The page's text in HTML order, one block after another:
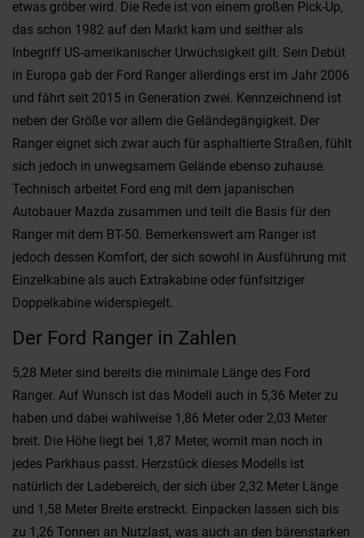
etwas gröber wird. Die Rede ist von einem großen Pick-Up,
das schon 1982 auf den Markt kam und seither als
Inbegriff US-amerikanischer Urwüchsigkeit gilt. Sein Debüt
in Europa gab der Ford Ranger allerdings erst im Jahr 2006
und fährt seit 2015 in Generation zwei. Kennzeichnend ist
neben der Größe vor allem die Geländegängigkeit. Der
Ranger eignet sich zwar auch für asphaltierte Straßen, fühlt
sich jedoch in unwegsamem Gelände ebenso zuhause.
Technisch arbeitet Ford eng mit dem japanischen
Autobauer Mazda zusammen und teilt die Basis für den
Ranger mit dem BT-50. Bemerkenswert am Ranger ist
jedoch dessen Komfort, der sich sowohl in Ausführung mit
Einzelkabine als auch Extrakabine oder fünfsitziger
Doppelkabine widerspiegelt.
Der Ford Ranger in Zahlen
5,28 Meter sind bereits die minimale Länge des Ford
Ranger. Auf Wunsch ist das Modell auch in 5,36 Meter zu
haben und dabei wahlweise 1,86 Meter oder 2,03 Meter
breit. Die Höhe liegt bei 1,87 Meter, womit man noch in
jedes Parkhaus passt. Herzstück dieses Modells ist
natürlich der Ladebereich, der sich über 2,32 Meter Länge
und 1,58 Meter Breite erstreckt. Einpacken lassen sich bis
zu 1,26 Tonnen an Nutzlast, was auch an den bärenstarken